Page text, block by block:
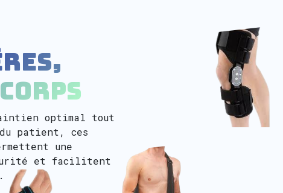
optimal tout
patient, ces
une
et facilitent